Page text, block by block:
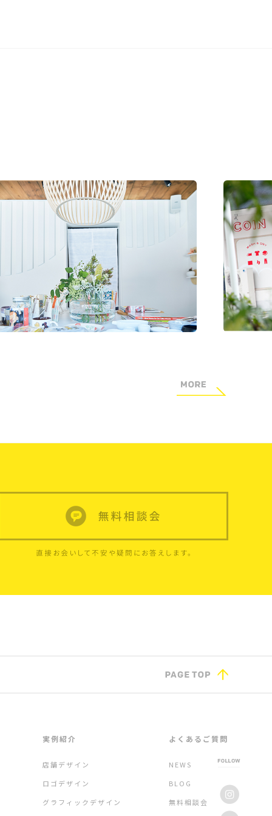
実例紹介
店舗デザイン
ロゴデザイン
グラフィックデザイン
よくあるご質問
NEWS
BLOG
無料相談会